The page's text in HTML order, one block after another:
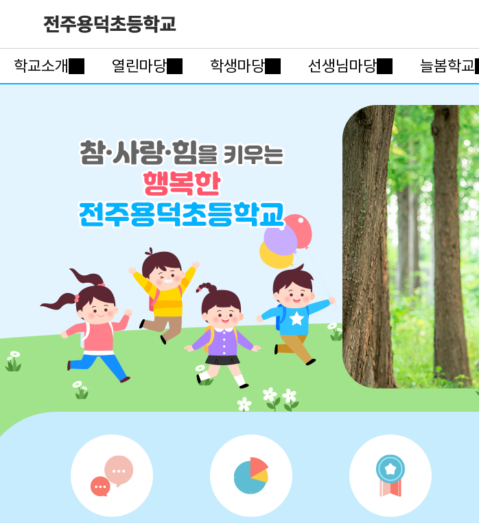
학교소개 열린마당 학생마당 선생님마당 늘봄학교